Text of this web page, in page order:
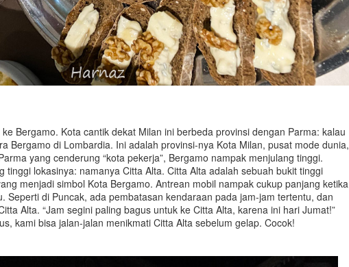
Bergamo. Kota cantik dekat Milan ini berbeda provinsi dengan Parma: kalau
Bergamo di Lombardia. Ini adalah provinsi-nya Kota Milan, pusat mode dunia,
yang cenderung “kota pekerja”, Bergamo nampak menjulang tinggi.
tinggi lokasinya: namanya Citta Alta. Citta Alta adalah sebuah bukit tinggi
menjadi simbol Kota Bergamo. Antrean mobil nampak cukup panjang ketika
Seperti di Puncak, ada pembatasan kendaraan pada jam-jam tertentu, dan
Alta. “Jam segini paling bagus untuk ke Citta Alta, karena ini hari Jumat!”
kami bisa jalan-jalan menikmati Citta Alta sebelum gelap. Cocok!